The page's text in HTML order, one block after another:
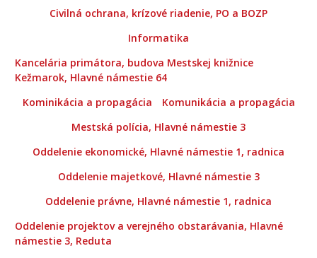
Civilná ochrana, krízové riadenie, PO a BOZP
Informatika
Kancelária primátora, budova Mestskej knižnice
Kežmarok, Hlavné námestie 64
Kominikácia a propagácia
Komunikácia a propagácia
Mestská polícia, Hlavné námestie 3
Oddelenie ekonomické, Hlavné námestie 1, radnica
Oddelenie majetkové, Hlavné námestie 3
Oddelenie právne, Hlavné námestie 1, radnica
Oddelenie projektov a verejného obstarávania, Hlavné
námestie 3, Reduta